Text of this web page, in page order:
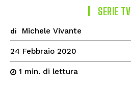
SERIE TV
di Michele Vivante
24 Febbraio 2020
1 min. di lettura